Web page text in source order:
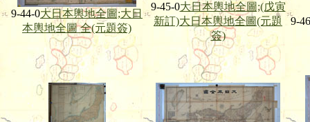
9-44-0大日本輿地全圖;大日
本輿地全圖 全(元題簽)
9-45-0大日本輿地全圖;(戊寅
新訂)大日本輿地全圖(元題
簽)
9-